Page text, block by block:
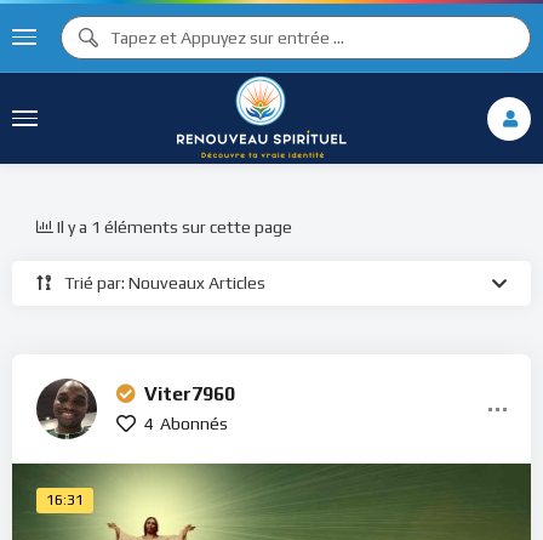
Trié par: Nouveaux Articles
Il y a 1 éléments sur cette page
Viter7960
4 Abonnés
16:31